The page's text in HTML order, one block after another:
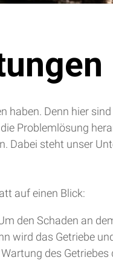
haben. Denn hier
Problemlösung
Dabei steht unser
auf einen Blick:
den Schaden an
wird das Getriebe
des Getriebes